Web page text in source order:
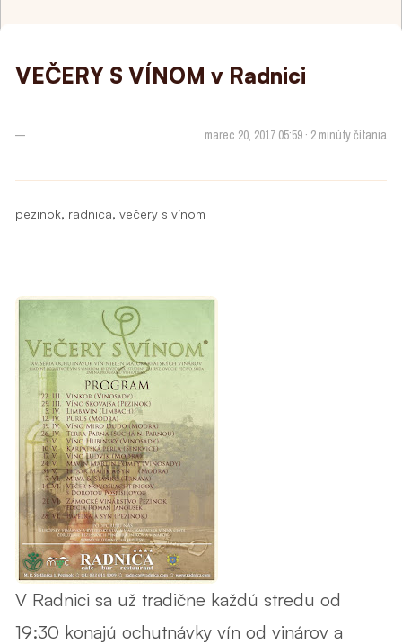
VEČERY S VÍNOM v Radnici
— marec 20, 2017 05:59 · 2 minúty čítania
pezinok, radnica, večery s vínom
V Radnici sa už tradične každú stredu od
19:30 konajú ochutnávky vín od vinárov a